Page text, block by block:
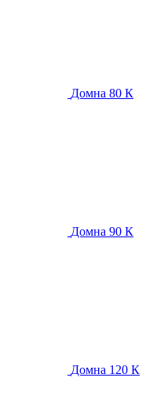
Домна 80 К
Домна 90 К
Домна 120 К